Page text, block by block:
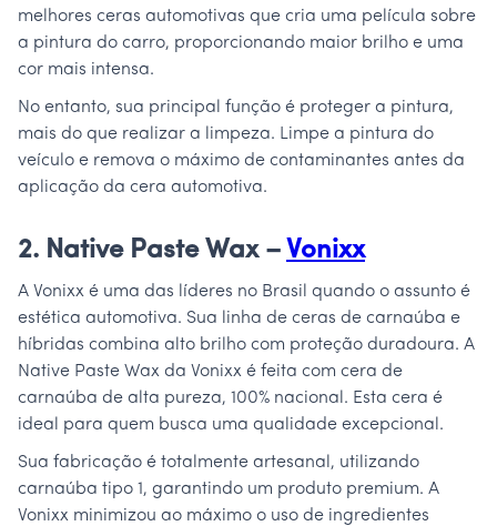
melhores ceras automotivas que cria uma película sobre
a pintura do carro, proporcionando maior brilho e uma
cor mais intensa.
No entanto, sua principal função é proteger a pintura,
mais do que realizar a limpeza. Limpe a pintura do
veículo e remova o máximo de contaminantes antes da
aplicação da cera automotiva.
2. Native Paste Wax – Vonixx
A Vonixx é uma das líderes no Brasil quando o assunto é
estética automotiva. Sua linha de ceras de carnaúba e
híbridas combina alto brilho com proteção duradoura. A
Native Paste Wax da Vonixx é feita com cera de
carnaúba de alta pureza, 100% nacional. Esta cera é
ideal para quem busca uma qualidade excepcional.
Sua fabricação é totalmente artesanal, utilizando
carnaúba tipo 1, garantindo um produto premium. A
Vonixx minimizou ao máximo o uso de ingredientes